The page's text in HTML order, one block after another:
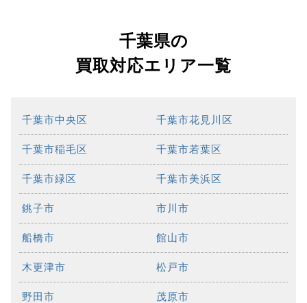
千葉県の
買取対応エリア一覧
千葉市中央区 千葉市花見川区
千葉市稲毛区 千葉市若葉区
千葉市緑区 千葉市美浜区
銚子市 市川市
船橋市 館山市
木更津市 松戸市
野田市 茂原市